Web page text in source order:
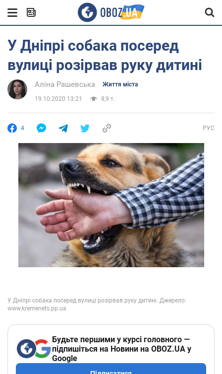
У Дніпрі собака посеред
вулиці розірвав руку дитині
Аліна Рашевська Життя міста
19.10.2020 13:21 8,9 т.
4 РУС
Будьте першими у курсі головного —
підпишіться на Новини на OBOZ.UA у
Google